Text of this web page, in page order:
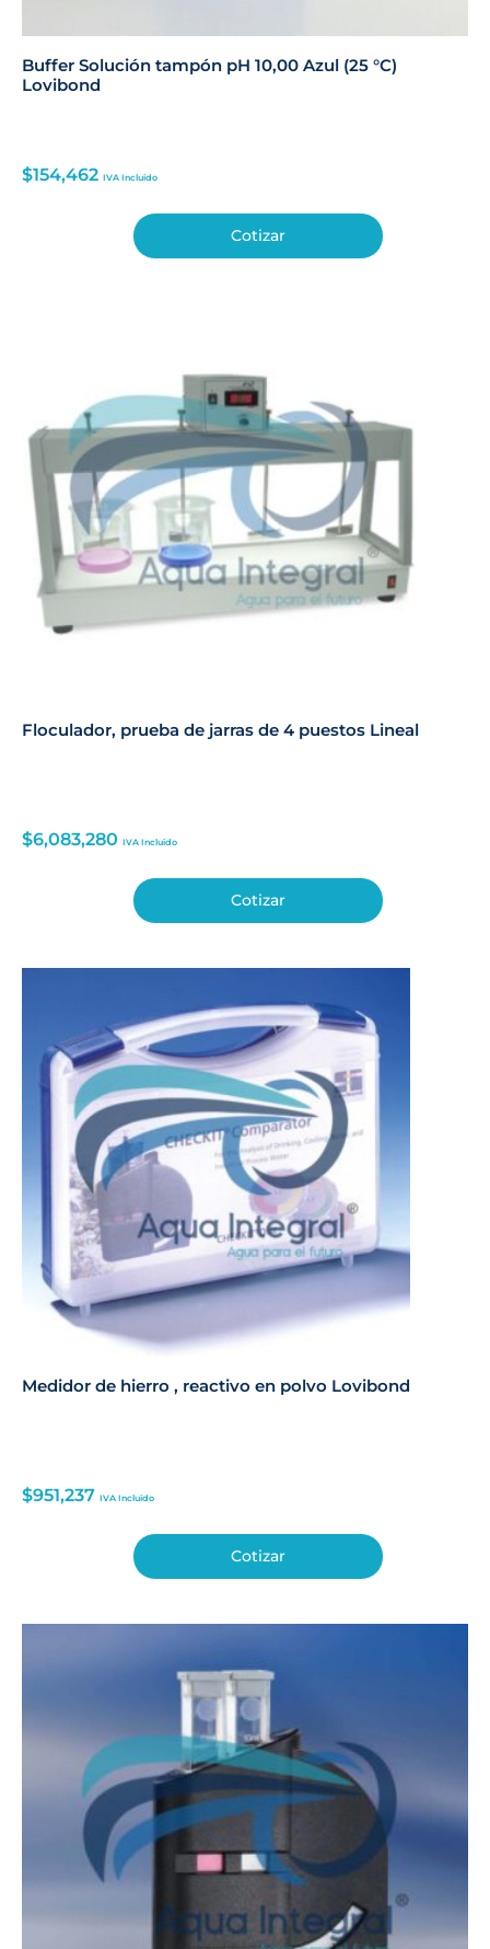
Buffer Solución tampón pH 10,00 Azul (25 °C)
Lovibond
$154,462 IVA Incluido
Cotizar
Floculador, prueba de jarras de 4 puestos Lineal
$6,083,280 IVA Incluido
Cotizar
Medidor de hierro , reactivo en polvo Lovibond
$951,237 IVA Incluido
Cotizar